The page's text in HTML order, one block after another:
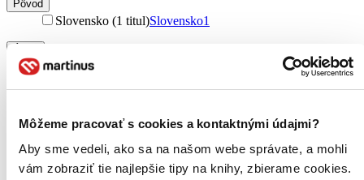
Môžeme pracovať s cookies a kontaktnými údajmi?
Aby sme vedeli, ako sa na našom webe správate, a mohli
vám zobraziť tie najlepšie tipy na knihy, zbierame cookies.
Pôvod
Slovensko (1 titul)Slovensko1
povesti (1 titul)
Vydavateľstvo
Príroda (1 titul)